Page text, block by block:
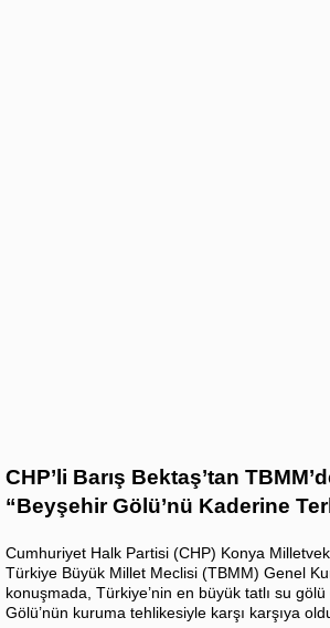
CHP’li Barış Bektaş’tan
“Beyşehir Gölü’nü Kaderine
Cumhuriyet Halk Partisi (CHP) Konya
Türkiye Büyük Millet Meclisi (TBMM) Genel
konuşmada, Türkiye’nin en büyük tatlı su
Gölü’nün kuruma tehlikesiyle karşı karşıya